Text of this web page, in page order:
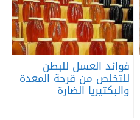
فوائد العسل للبطن
للتخلص من قرحة المعدة
والبكتيريا الضارة